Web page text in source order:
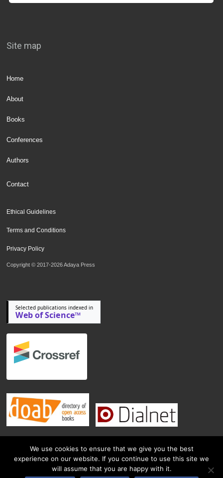
Site map
Home
About
Books
Conferences
Authors
Contact
Ethical Guidelines
Terms and Conditions
Privacy Policy
Copyright © 2017-2026 Adaya Press
Selected publications indexed in
Web of Science™
We use cookies to ensure that we give you the best
experience on our website. If you continue to use this site we
will assume that you are happy with it.